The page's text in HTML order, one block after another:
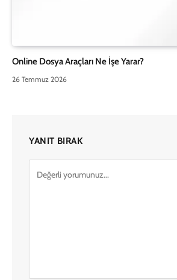
Online Dosya Araçları Ne İşe Yarar?
26 Temmuz 2026
YANIT BIRAK